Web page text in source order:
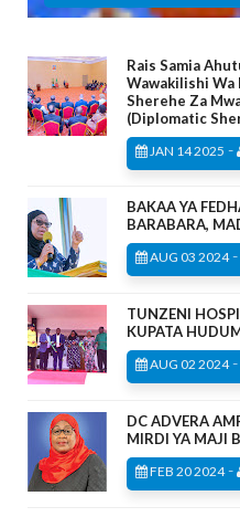
Rais Samia
Wawakilishi Wa
Sherehe Za
(Diplomatic
JAN 14 2025 -
BAKAA YA
BARABARA,
AUG 03 2024-
TUNZENI
KUPATA
AUG 02 2024-
DC ADVERA
MIRDI YA MAJI
FEB 20 2024-